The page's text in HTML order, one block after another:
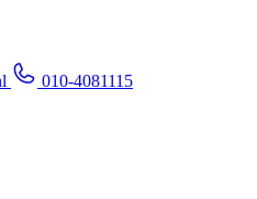
010-4081115